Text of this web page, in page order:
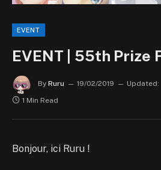
EVENT
EVENT | 55th Prize
By Ruru 19/02/2019 Updated:
1 Min Read
Bonjour, ici Ruru !